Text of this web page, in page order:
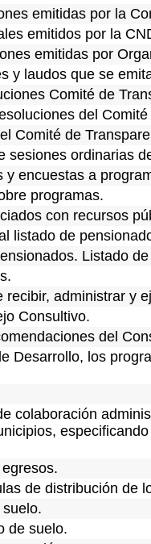
emitidas por la
emitidos por la
emitidas por
y laudos que se
Comité de
del
Comité de
sesiones ordinarias
y encuestas a
programas.
con recursos
listado de
Listado
recibir, administrar y
Consultivo.
del
Desarrollo, los
colaboración
de distribución de
de suelo.